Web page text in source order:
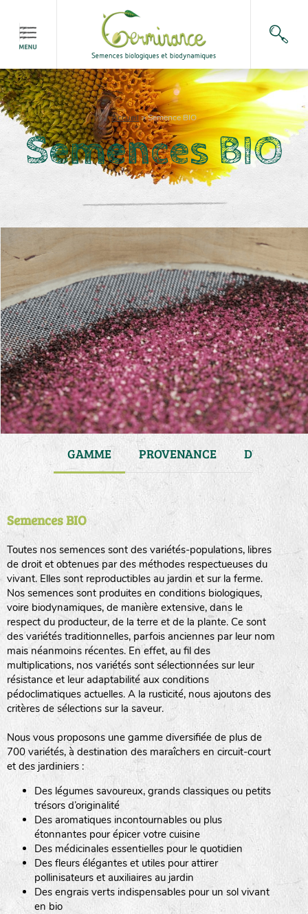
Accueil>Semence BIO
Semences BIO
GAMME PROVENANCE DURÉE DE
Semences BIO
Toutes nos semences sont des variétés-populations, libres
de droit et obtenues par des méthodes respectueuses du
vivant. Elles sont reproductibles au jardin et sur la ferme.
Nos semences sont produites en conditions biologiques,
voire biodynamiques, de manière extensive, dans le
respect du producteur, de la terre et de la plante. Ce sont
des variétés traditionnelles, parfois anciennes par leur nom
mais néanmoins récentes. En effet, au fil des
multiplications, nos variétés sont sélectionnées sur leur
résistance et leur adaptabilité aux conditions
pédoclimatiques actuelles. A la rusticité, nous ajoutons des
critères de sélections sur la saveur.
Nous vous proposons une gamme diversifiée de plus de
700 variétés, à destination des maraîchers en circuit-court
et des jardiniers :
Des légumes savoureux, grands classiques ou petits
trésors d’originalité
Des aromatiques incontournables ou plus
étonnantes pour épicer votre cuisine
Des médicinales essentielles pour le quotidien
Des fleurs élégantes et utiles pour attirer
pollinisateurs et auxiliaires au jardin
Des engrais verts indispensables pour un sol vivant
en bio
haies
zone sauvage
tas de compost
fleurs
animaux domestiques